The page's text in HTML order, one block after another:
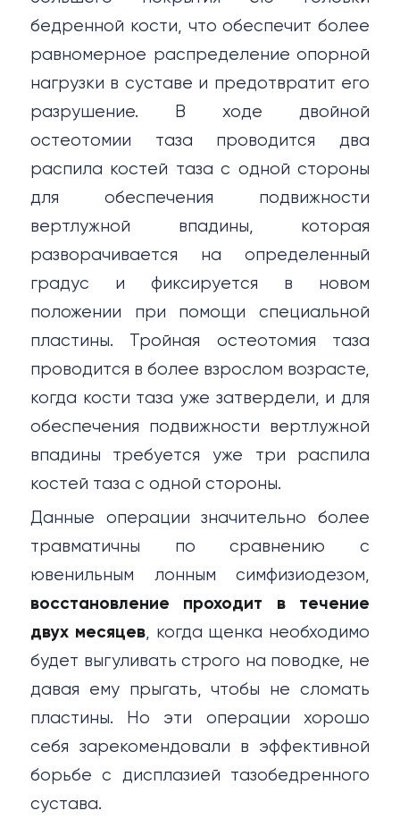
бедренной кости, что обеспечит более
равномерное распределение опорной
нагрузки в суставе и предотвратит его
разрушение. В ходе двойной
остеотомии таза проводится два
распила костей таза с одной стороны
для обеспечения подвижности
вертлужной впадины, которая
разворачивается на определенный
градус и фиксируется в новом
положении при помощи специальной
пластины. Тройная остеотомия таза
проводится в более взрослом возрасте,
когда кости таза уже затвердели, и для
обеспечения подвижности вертлужной
впадины требуется уже три распила
костей таза с одной стороны.
Данные операции значительно более
травматичны по сравнению с
ювенильным лонным симфизиодезом,
восстановление проходит в течение
двух месяцев, когда щенка необходимо
будет выгуливать строго на поводке, не
давая ему прыгать, чтобы не сломать
пластины. Но эти операции хорошо
себя зарекомендовали в эффективной
борьбе с дисплазией тазобедренного
сустава.